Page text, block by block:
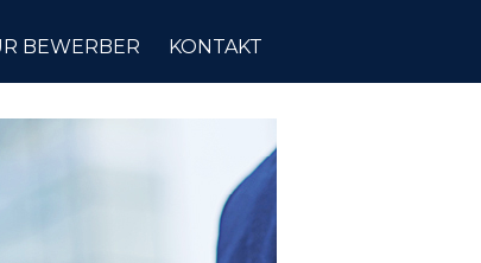
BEWERBER KONTAKT